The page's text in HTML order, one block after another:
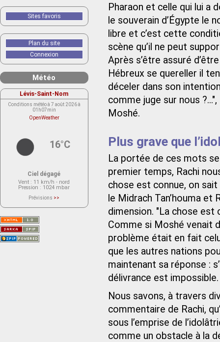
Pharaon et celle qui lui a
le souverain d’Égypte le
libre et c’est cette
scène qu’il ne peut
Après s’être assuré
Hébreux se quereller il
déceler dans son
comme juge sur nous
Moshé.
Plus grave que
La portée de ces mots
premier temps, Rachi
chose est connue, on
le Midrach Tan’houma
dimension. "La chose est
Comme si Moshé venait
problème était en fait
que les autres nations
maintenant sa réponse :
délivrance est impossible.
Nous savons, à travers
commentaire de Rachi,
sous l’emprise de
comme un obstacle à la
Sites favoris
Plan du site
Connexion
Météo
Lévis-Saint-Nom
Conditions météo à 7 août 2026 à
01h07min
OpenWeather
16°C
Ciel dégagé
Vent : 11 km/h - nord
Pression : 1024 mbar
Prévisions >>
actuellement aucune prévision
Saint-Nom.
Veuillez consulter le message du
service ci-dessous.
(401 - Invalid API key. Please see
https://openweathermap.org/faq#error401